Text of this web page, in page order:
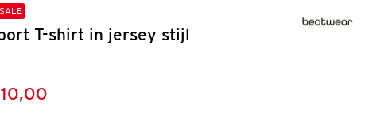
SALE
T-shirt in jersey stijl